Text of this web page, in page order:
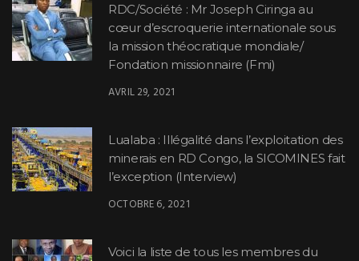
RDC/Société : Mr Joseph Ciringa au
cœur d’escroquerie internationale sous
la mission théocratique mondiale/
Fondation missionnaire (Fmi)
AVRIL 29, 2021
Lualaba : Illégalité dans l’exploitation des
minerais en RD Congo, la SICOMINES fait
l’exception (Interview)
OCTOBRE 6, 2021
Voici la liste de tous les membres du